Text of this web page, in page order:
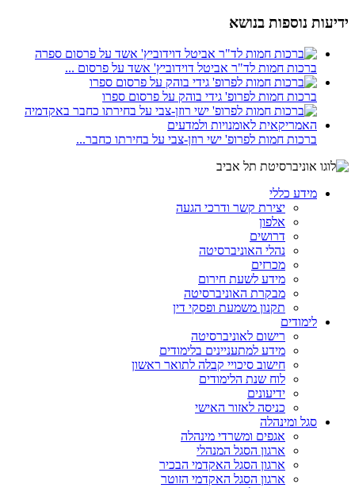
ידיעות נוספות בנושא
ברכות חמות לד"ר אביטל דוידוביץ' אשד על פרסום ...
ברכות חמות לפרופ' גידי בוהק על פרסום ספרו
ברכות חמות לפרופ' ישי רוזן-צבי על בחירתו כחבר...
מידע כללי
יצירת קשר ודרכי הגעה
אלפון
דרושים
נהלי האוניברסיטה
מכרזים
מידע לשעת חירום
מבקרת האוניברסיטה
תקנון משמעת ופסקי דין
לימודים
רישום לאוניברסיטה
מידע למתעניינים בלימודים
חישוב סיכויי קבלה לתואר ראשון
לוח שנת הלימודים
ידיעונים
כניסה לאזור האישי
סגל ומינהלה
אגפים ומשרדי מינהלה
ארגון הסגל המנהלי
ארגון הסגל האקדמי הבכיר
ארגון הסגל האקדמי הזוטר